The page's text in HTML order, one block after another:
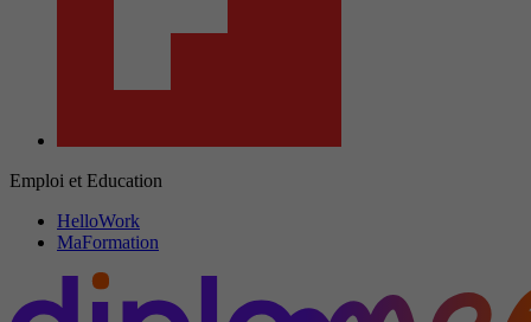
Emploi et Education
HelloWork
MaFormation